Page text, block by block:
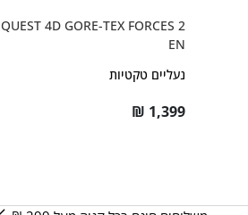
QUEST 4D GORE-TEX FORCES 2
EN
נעליים טקטיות
₪ 1,399